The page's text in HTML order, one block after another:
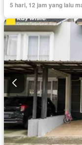
Outdoor entertaining
Pay TV access
Kolam renang
Tanpa perabotan
5 hari, 12 jam yang lalu